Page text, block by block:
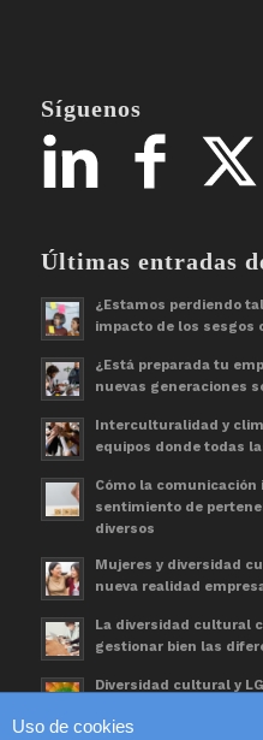
Síguenos
Últimas entradas
¿Estamos perdiendo
impacto de los sesgos
¿Está preparada tu
nuevas generaciones
Interculturalidad y
equipos donde todas
Cómo la
sentimiento de
diversos
Mujeres y diversidad
nueva realidad
La diversidad cultural
gestionar bien las
Diversidad cultural y
Uso de cookies